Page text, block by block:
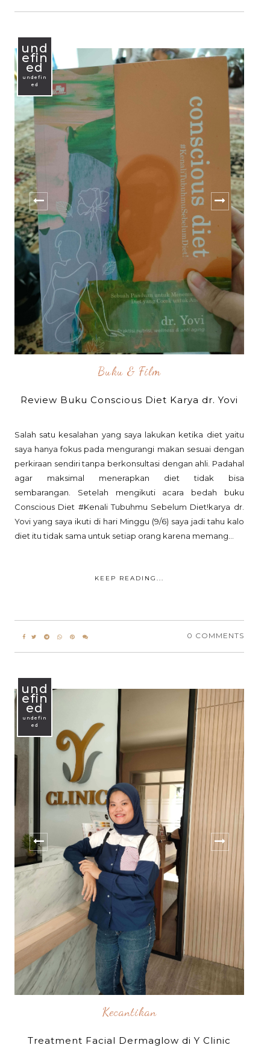
und
efin
ed
undefin
ed
Buku & Film
Review Buku Conscious Diet Karya dr. Yovi
Salah satu kesalahan yang saya lakukan ketika diet yaitu
saya hanya fokus pada mengurangi makan sesuai dengan
perkiraan sendiri tanpa berkonsultasi dengan ahli. Padahal
agar maksimal menerapkan diet tidak bisa
sembarangan. Setelah mengikuti acara bedah buku
Conscious Diet #Kenali Tubuhmu Sebelum Diet!karya dr.
Yovi yang saya ikuti di hari Minggu (9/6) saya jadi tahu kalo
diet itu tidak sama untuk setiap orang karena memang...
KEEP READING...
0 COMMENTS
und
efin
ed
undefin
ed
Kecantikan
Treatment Facial Dermaglow di Y Clinic